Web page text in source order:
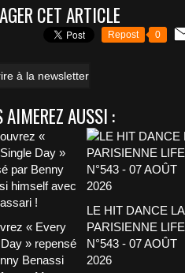
CET ARTICLE
Repost 0
à la newsletter
AIMEREZ AUSSI :
« Every
» repensé
Benassi
LE HIT DANCE LA
PARISIENNE LIFE
N°543 - 07 AOÛT
2026